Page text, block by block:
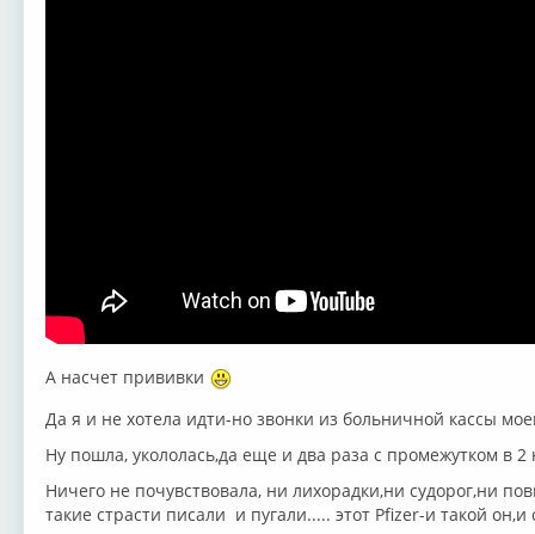
А насчет прививки
Да я и не хотела идти-но звонки из больничной кассы
Ну пошла, укололась,да еще и два раза с промежутком в 2
Ничего не почувствовала, ни лихорадки,ни судорог,ни
такие страсти писали и пугали..... этот Pfizer-и такой он,и